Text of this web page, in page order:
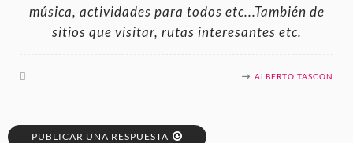
música, actividades para todos etc...También de
sitios que visitar, rutas interesantes etc.
ALBERTO TASCON
PUBLICAR UNA RESPUESTA